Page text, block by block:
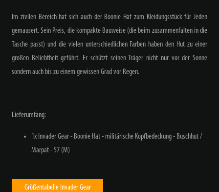
Im zivilen Bereich hat sich auch der Boonie Hat zum Kleidungsstück für Jeden
gemausert. Sein Preis, die kompakte Bauweise (die beim zusammenfalten in die
Tasche passt) und die vielen unterschiedlichen Farben haben den Hut zu einer
großen Beliebtheit geführt. Er schützt seinen Träger nicht nur vor der Sonne
sondern auch bis zu einem gewissen Grad vor Regen.
Lieferumfang:
1x Invader Gear - Boonie Hat - militärische Kopfbedeckung - Buschhut /
Marpat - 57 (M)
Größentabelle Invader Gear